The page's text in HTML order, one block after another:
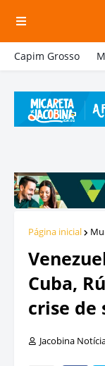
Capim Grosso
Página inicial
Cuba,
crise de
Jacobina